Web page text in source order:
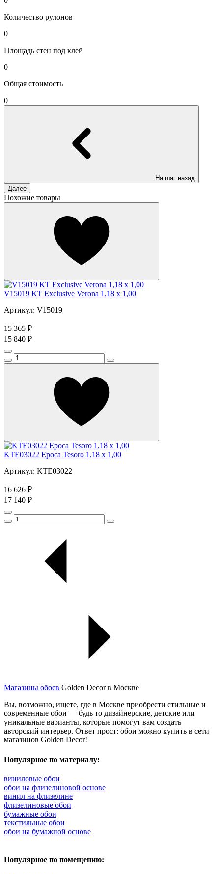
Количество рулонов
0
Площадь стен под клей
0
Общая стоимость
0
На шаг назад
Далее
Похожие товары
V15019 KT Exclusive Verona 1,18 x 1,00
Артикул: V15019
15 365 ₽
15 840 ₽
KTE03022 Epoca Tesoro 1,18 x 1,00
Артикул: KTE03022
16 626 ₽
17 140 ₽
Магазины обоев Golden Decor в Москве
Вы, возможно, ищете, где в Москве приобрести стильные и
современные обои — будь то дизайнерские, детские или
уникальные варианты, которые помогут вам создать
авторский интерьер. Ответ прост: обои можно купить в сети
магазинов Golden Decor!
Популярное по материалу:
виниловые обои
обои на флизелиновой основе
винил на флизелине
флизелиновые обои
бумажные обои
текстильные обои
обои на бумажной основе
Популярное по помещению: